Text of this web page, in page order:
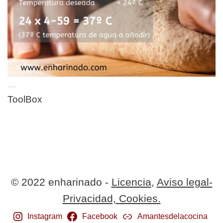
ToolBox
© 2022 enharinado - Licencia, Aviso legal-
Privacidad, Cookies.
Instagram Facebook Amantesdelacocina